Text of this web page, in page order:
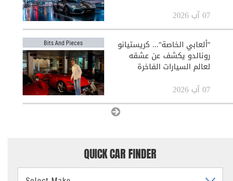
07 آب 2026
Bits And Pieces "ألعابي الخاصة"... كريستيانو
رونالدو يكشف عن عشقه
لعالم السيارات الفاخرة
07 آب 2026
QUICK CAR FINDER